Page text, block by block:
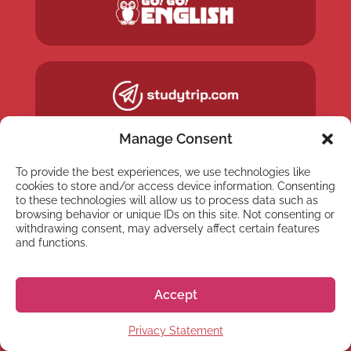
Manage Consent
To provide the best experiences, we use technologies like
cookies to store and/or access device information. Consenting
to these technologies will allow us to process data such as
browsing behavior or unique IDs on this site. Not consenting or
withdrawing consent, may adversely affect certain features
and functions.
Accept
Privacy Statement
NEWSLETTER
Suscríbete a nuestra